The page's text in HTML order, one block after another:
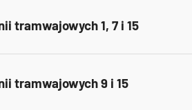
tramwajowych 1, 7 i 15
tramwajowych 9 i 15